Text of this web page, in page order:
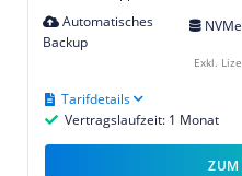
Automatisches
Backup
NVMe
Vertragslaufzeit: 1 Monat
Tarifdetails
Exkl.
ZUM